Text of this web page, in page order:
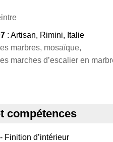
: Artisan, Rimini, Italie
marbres, mosaïque,
marches d’escalier en
compétences
Finition d’intérieur